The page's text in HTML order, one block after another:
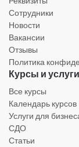
Сотрудники
Новости
Вакансии
Отзывы
Политика
Курсы и услуги
Все курсы
Календарь курсов
Услуги для
СДО
Статьи